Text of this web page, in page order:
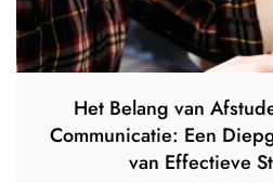
Het Belang van
Communicatie: Een
van Effectieve